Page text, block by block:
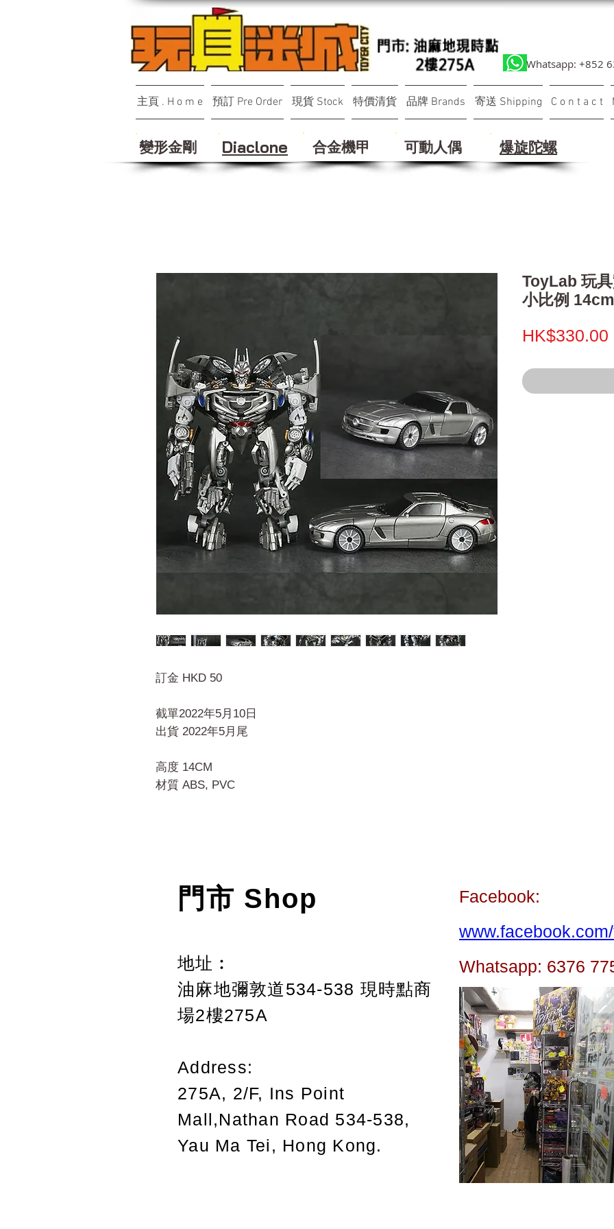
Whatsapp: +852
主頁 . H o m e 預訂 Pre Order 現貨 Stock 特價清貨 品牌 Brands 寄送 Shipping C o n t a c t
變形金剛 Diaclone 合金機甲 可動人偶 ​爆旋陀螺
訂金 HKD 50
截單2022年5月10日
出貨 2022年5月尾
高度 14CM
材質 ABS, PVC
ToyLab 玩
小比例 14cm
HK$330.00
門市 Shop
地址︰
油麻地彌敦道534-538 現時點商
場2樓275A
Address:
275A, 2/F, Ins Point
Mall,Nathan Road 534-538,
Yau Ma Tei, Hong Kong.
Facebook:
Whatsapp: 6376